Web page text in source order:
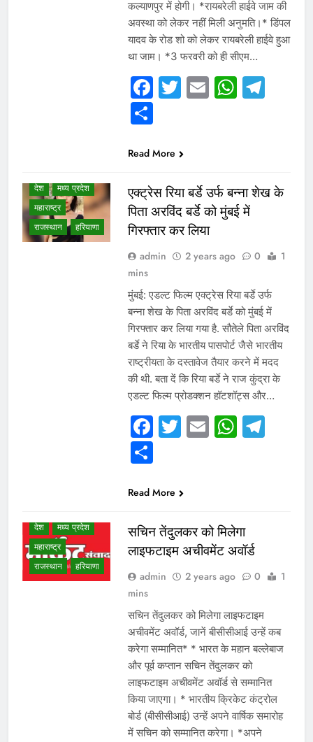
कल्याणपुर में होगी। *रायबरेली हाईवे जाम की
अवस्था को लेकर नहीं मिली अनुमति।* डिंपल
यादव के रोड शो को लेकर रायबरेली हाईवे हुआ
था जाम। *3 फरवरी को ही सीएम…
Facebook
Twitter
Email
Share
Read More
देश
मध्य प्रदेश
महाराष्ट्र
राजस्थान
हरियाणा
एक्ट्रेस रिया बर्डे उर्फ बन्ना शेख के
पिता अरविंद बर्डे को मुंबई में
गिरफ्तार कर लिया
admin 2 years ago 0
1
mins
मुंबई: एडल्ट फिल्म एक्ट्रेस रिया बर्डे उर्फ
बन्ना शेख के पिता अरविंद बर्डे को मुंबई में
गिरफ्तार कर लिया गया है. सौतेले पिता अरविंद
बर्डे ने रिया के भारतीय पासपोर्ट जैसे भारतीय
राष्ट्रीयता के दस्तावेज तैयार करने में मदद
की थी. बता दें कि रिया बर्डे ने राज कुंद्रा के
एडल्ट फिल्म प्रोडक्शन हॉटशॉट्स और…
Facebook
Twitter
Email
Share
Read More
देश
मध्य प्रदेश
महाराष्ट्र
राजस्थान
हरियाणा
सचिन तेंदुलकर को मिलेगा
लाइफटाइम अचीवमेंट अवॉर्ड
admin 2 years ago 0
1
mins
सचिन तेंदुलकर को मिलेगा लाइफटाइम
अचीवमेंट अवॉर्ड, जानें बीसीसीआई उन्हें कब
करेगा सम्मानित* * भारत के महान बल्लेबाज
और पूर्व कप्तान सचिन तेंदुलकर को
लाइफटाइम अचीवमेंट अवॉर्ड से सम्मानित
किया जाएगा। * भारतीय क्रिकेट कंट्रोल
बोर्ड (बीसीसीआई) उन्हें अपने वार्षिक समारोह
में सचिन को सम्मानित करेगा। *अपने